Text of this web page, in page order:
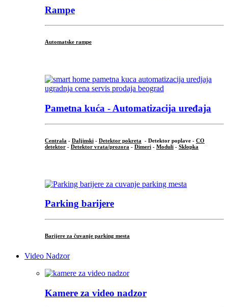
Rampe
Automatske rampe
Pametna kuća - Automatizacija uređaja
Centrala - Daljinski - Detektor pokreta - Detektor poplave - CO
detektor - Detektor vrata/prozora - Dimeri - Moduli - Sklopka
Parking barijere
Barijere za čuvanje parking mesta
Video Nadzor
Kamere za video nadzor